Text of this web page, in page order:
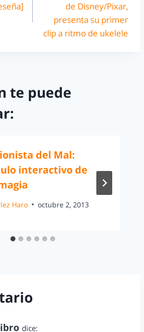
de Disney/Pixar,
presenta su primer
clip a ritmo de ukelele
te puede
del Mal:
interactivo de
Haro octubre 2, 2013
dice: